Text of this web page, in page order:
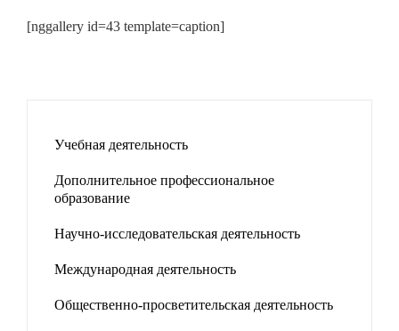
[nggallery id=43 template=caption]
Учебная деятельность
Дополнительное профессиональное
образование
Научно-исследовательская деятельность
Международная деятельность
Общественно-просветительская деятельность